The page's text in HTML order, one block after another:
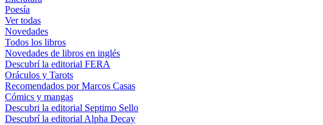
Poesía
Ver todas
Novedades
Todos los libros
Novedades de libros en inglés
Descubrí la editorial FERA
Oráculos y Tarots
Recomendados por Marcos Casas
Cómics y mangas
Descubri la editorial Septimo Sello
Descubrí la editorial Alpha Decay